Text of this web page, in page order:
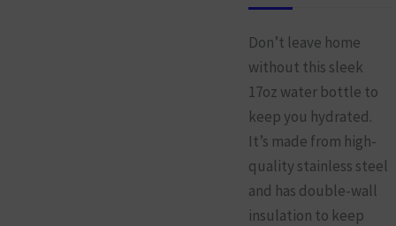
Don’t leave home
without this sleek
17oz water bottle to
keep you hydrated.
It’s made from high-
quality stainless steel
and has double-wall
insulation to keep